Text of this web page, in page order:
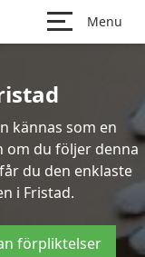
Menu
kännas som en
om du följer denna
du den enklaste
i Fristad.
förpliktelser